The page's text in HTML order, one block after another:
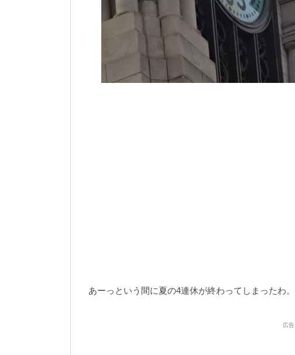
あーっという間に夏の4連休が終わってしまったわ。
広告